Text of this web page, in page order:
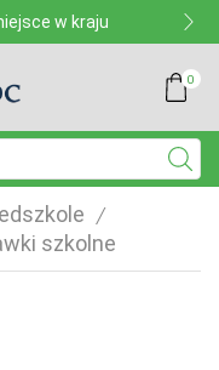
w kraju
0
/
szkolne